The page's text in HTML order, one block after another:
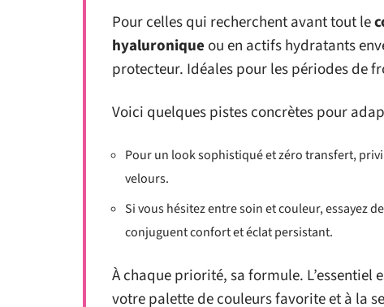
Pour celles qui recherchent avant tout le
hyaluronique ou en actifs hydratants
protecteur. Idéales pour les périodes de
Voici quelques pistes concrètes pour
Pour un look sophistiqué et zéro transfert,
velours.
Si vous hésitez entre soin et couleur, essayez
conjuguent confort et éclat persistant.
À chaque priorité, sa formule.
votre palette de couleurs favorite et à la